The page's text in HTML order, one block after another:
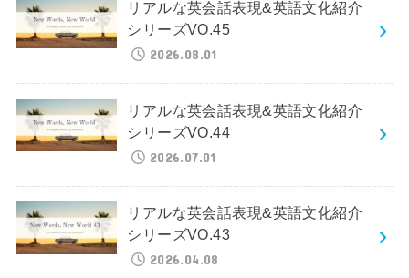
リアルな英会話表現&英語文化紹介
シリーズVO.45
2026.08.01
リアルな英会話表現&英語文化紹介
シリーズVO.44
2026.07.01
リアルな英会話表現&英語文化紹介
シリーズVO.43
2026.04.08